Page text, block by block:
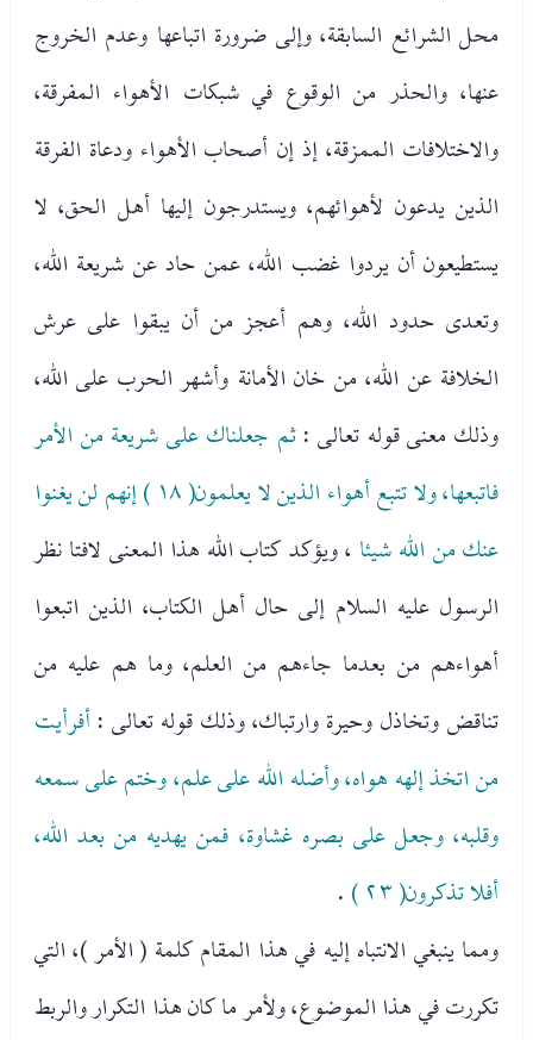
محل الشرائع السابقة، وإلى ضرورة اتباعها وعدم الخروج
عنها، والحذر من الوقوع في شبكات الأهواء المفرقة،
والاختلافات الممزقة، إذ إن أصحاب الأهواء ودعاة الفرقة
الذين يدعون لأهوائهم، ويستدرجون إليها أهل الحق، لا
يستطيعون أن يردوا غضب الله، عمن حاد عن شريعة الله،
وتعدى حدود الله، وهم أعجز من أن يبقوا على عرش
الخلافة عن الله، من خان الأمانة وأشهر الحرب على الله،
وذلك معنى قوله تعالى :ثم جعلناك على شريعة من الأمر
فاتبعها، ولا تتبع أهواء الذين لا يعلمون( ١٨ ) إنهم لن يغنوا
عنك من الله شيئا ، ويؤكد كتاب الله هذا المعنى لافتا نظر
الرسول عليه السلام إلى حال أهل الكتاب، الذين اتبعوا
أهواءهم من بعدما جاءهم من العلم، وما هم عليه من
تناقض وتخاذل وحيرة وارتباك، وذلك قوله تعالى :أفرأيت
من اتخذ إلهه هواه، وأضله الله على علم، وختم على سمعه
وقلبه، وجعل على بصره غشاوة، فمن يهديه من بعد الله،
أفلا تذكرون( ٢٣ )
.
ومما ينبغي الانتباه إليه في هذا المقام كلمة ( الأمر )، التي
تكررت في هذا الموضوع، ولأمر ما كان هذا التكرار والربط